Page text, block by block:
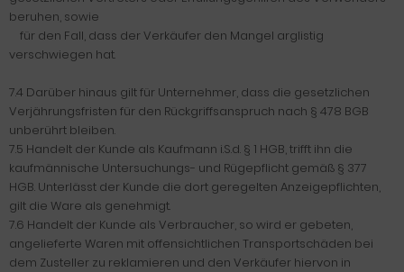
beruhen, sowie
für den Fall, dass der Verkäufer den Mangel arglistig
verschwiegen hat.
7.4 Darüber hinaus gilt für Unternehmer, dass die gesetzlichen
Verjährungsfristen für den Rückgriffsanspruch nach § 478 BGB
unberührt bleiben.
7.5 Handelt der Kunde als Kaufmann i.S.d. § 1 HGB, trifft ihn die
kaufmännische Untersuchungs- und Rügepflicht gemäß § 377
HGB. Unterlässt der Kunde die dort geregelten Anzeigepflichten,
gilt die Ware als genehmigt.
7.6 Handelt der Kunde als Verbraucher, so wird er gebeten,
angelieferte Waren mit offensichtlichen Transportschäden bei
dem Zusteller zu reklamieren und den Verkäufer hiervon in